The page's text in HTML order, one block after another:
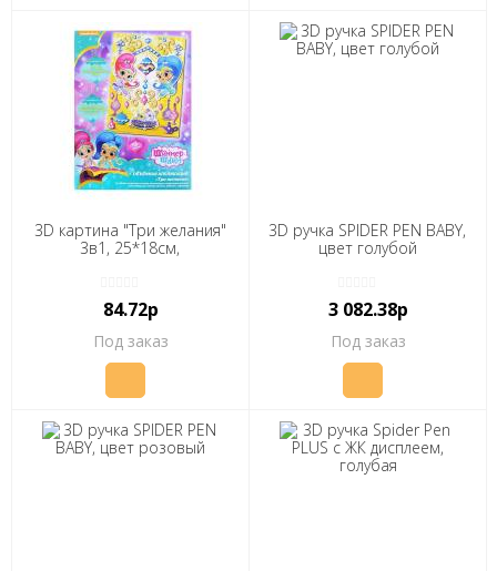
3D картина "Три желания"
3в1, 25*18см,
84.72р
Под заказ
3D ручка SPIDER PEN BABY,
цвет голубой
3 082.38р
Под заказ